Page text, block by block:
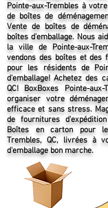
Pointe-aux-Trembles à
de boîtes de
Vente de boîtes de
boîtes d'emballage. Nous
la ville de Pointe-aux-
vendons des boîtes et des
pour les résidents de
d'emballage! Achetez des
QC! BoxBoxes Pointe-
organiser votre
efficace et sans stress.
de fournitures
Boîtes en carton pour
Trembles, QC, livrées à
d'emballage bon marche.